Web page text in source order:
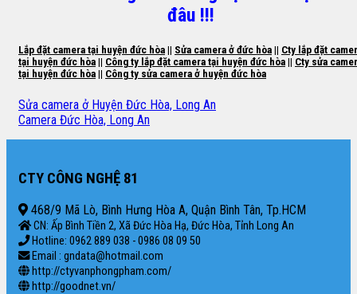
đâu !!!
Lắp đặt camera tại huyện đức hòa || Sửa camera ở đức hòa || Cty lắp đặt
tại huyện đức hòa || Công ty lắp đặt camera tại huyện đức hòa || Cty sửa
tại huyện đức hòa || Công ty sửa camera ở huyện đức hòa
Sửa camera ở Huyện Đức Hòa, Long An
Camera Đức Hòa, Long An
CTY CÔNG NGHỆ 81
468/9 Mã Lò, Bình Hưng Hòa A, Quận Bình Tân, Tp.HCM
CN: Ấp Bình Tiền 2, Xã Đức Hòa Hạ, Đức Hòa, Tỉnh Long An
Hotline: 0962 889 038 - 0986 08 09 50
Email : gndata@hotmail.com
http://ctyvanphongpham.com/
http://goodnet.vn/